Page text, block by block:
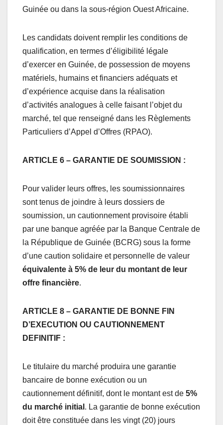
Guinée ou dans la sous-région Ouest Africaine.
Les candidats doivent remplir les conditions de
qualification, en termes d’éligibilité légale
d’exercer en Guinée, de possession de moyens
matériels, humains et financiers adéquats et
d’expérience acquise dans la réalisation
d’activités analogues à celle faisant l’objet du
marché, tel que renseigné dans les Règlements
Particuliers d’Appel d’Offres (RPAO).
ARTICLE 6 – GARANTIE DE SOUMISSION :
Pour valider leurs offres, les soumissionnaires
sont tenus de joindre à leurs dossiers de
soumission, un cautionnement provisoire établi
par une banque agréée par la Banque Centrale de
la République de Guinée (BCRG) sous la forme
d’une caution solidaire et personnelle de valeur
équivalente à 5% de leur du montant de leur
offre financière.
ARTICLE 8 – GARANTIE DE BONNE FIN
D’EXECUTION OU CAUTIONNEMENT
DEFINITIF :
Le titulaire du marché produira une garantie
bancaire de bonne exécution ou un
cautionnement définitif, dont le montant est de 5%
du marché initial . La garantie de bonne exécution
doit être constituée dans les vingt (20) jours